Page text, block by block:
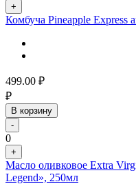
+
Комбуча Pineapple Express
499.00 ₽
₽
В корзину
-
0
+
Масло оливковое Extra
Legend», 250мл